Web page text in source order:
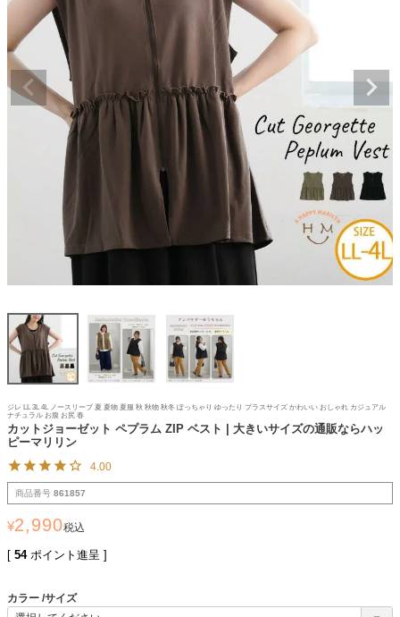
ジレ LL 3L 4L ノースリーブ 夏 夏物 夏服 秋 秋物 秋冬 ぽっちゃり ゆったり プラスサイズ かわいい おしゃれ カジュアル
ナチュラル お腹 お尻 春
カットジョーゼット ペプラム ZIP ベスト | 大きいサイズの通販ならハッ
ピーマリリン
4.00
商品番号 861857
¥2,990税込
[ 54 ポイント進呈 ]
カラー サイズ